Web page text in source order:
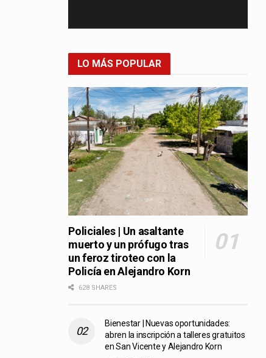
LO MÁS POPULAR
Policiales | Un asaltante
muerto y un prófugo tras
un feroz tiroteo con la
Policía en Alejandro Korn
628 SHARES
Bienestar | Nuevas oportunidades:
abren la inscripción a talleres gratuitos
en San Vicente y Alejandro Korn